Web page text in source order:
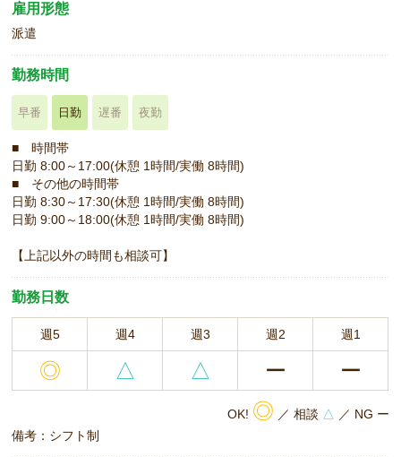
雇用形態
派遣
勤務時間
早番 日勤 遅番 夜勤
■ 時間帯
日勤 8:00～17:00(休憩 1時間/実働 8時間)
■ その他の時間帯
日勤 8:30～17:30(休憩 1時間/実働 8時間)
日勤 9:00～18:00(休憩 1時間/実働 8時間)
【上記以外の時間も相談可】
勤務日数
週5 週4 週3 週2 週1
◎ △ △ ー ー
OK! ◎ ／ 相談 △ ／ NG ー
備考：シフト制